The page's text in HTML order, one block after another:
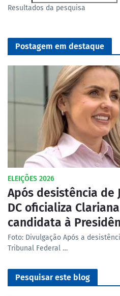
Resultados da pesquisa
Postagem em destaque
ELEIÇÕES 2026
Após desistência de
DC oficializa
candidata à
Foto: Divulgação Após a
Tribunal Federal …
Pesquisar este blog